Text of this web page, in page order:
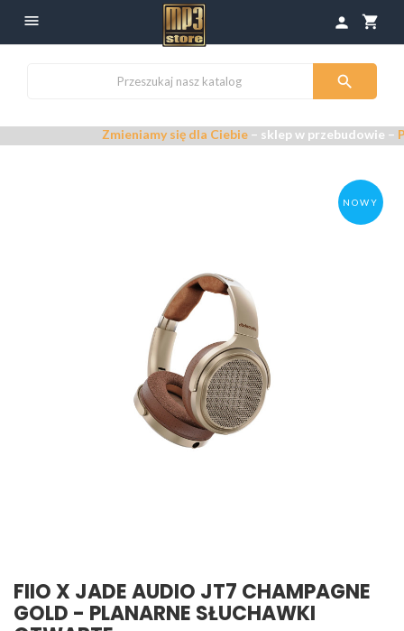
 shopping_cart
person

Zmieniamy się dla Ciebie– sklep w przebudowie –
NOWY
FIIO X JADE AUDIO JT7 CHAMPAGNE
GOLD - PLANARNE SŁUCHAWKI